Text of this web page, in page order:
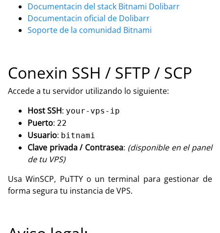
Documentacin del stack Bitnami Dolibarr
Documentacin oficial de Dolibarr
Soporte de la comunidad Bitnami
Conexin SSH / SFTP / SCP
Accede a tu servidor utilizando lo siguiente:
Host SSH: your-vps-ip
Puerto: 22
Usuario: bitnami
Clave privada / Contrasea: (disponible en el panel
de tu VPS)
Usa WinSCP, PuTTY o un terminal para gestionar de
forma segura tu instancia de VPS.